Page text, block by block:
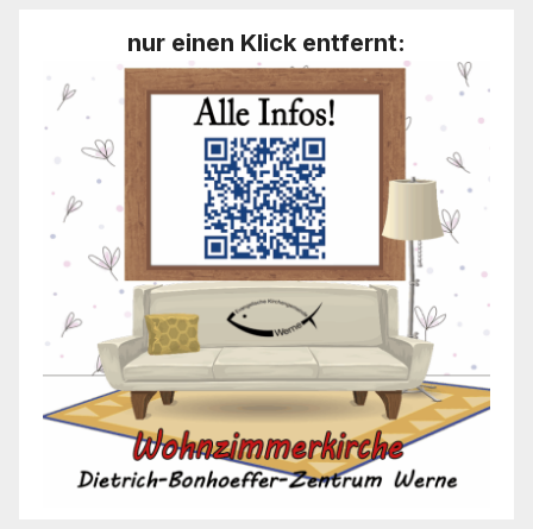
nur einen Klick entfernt: